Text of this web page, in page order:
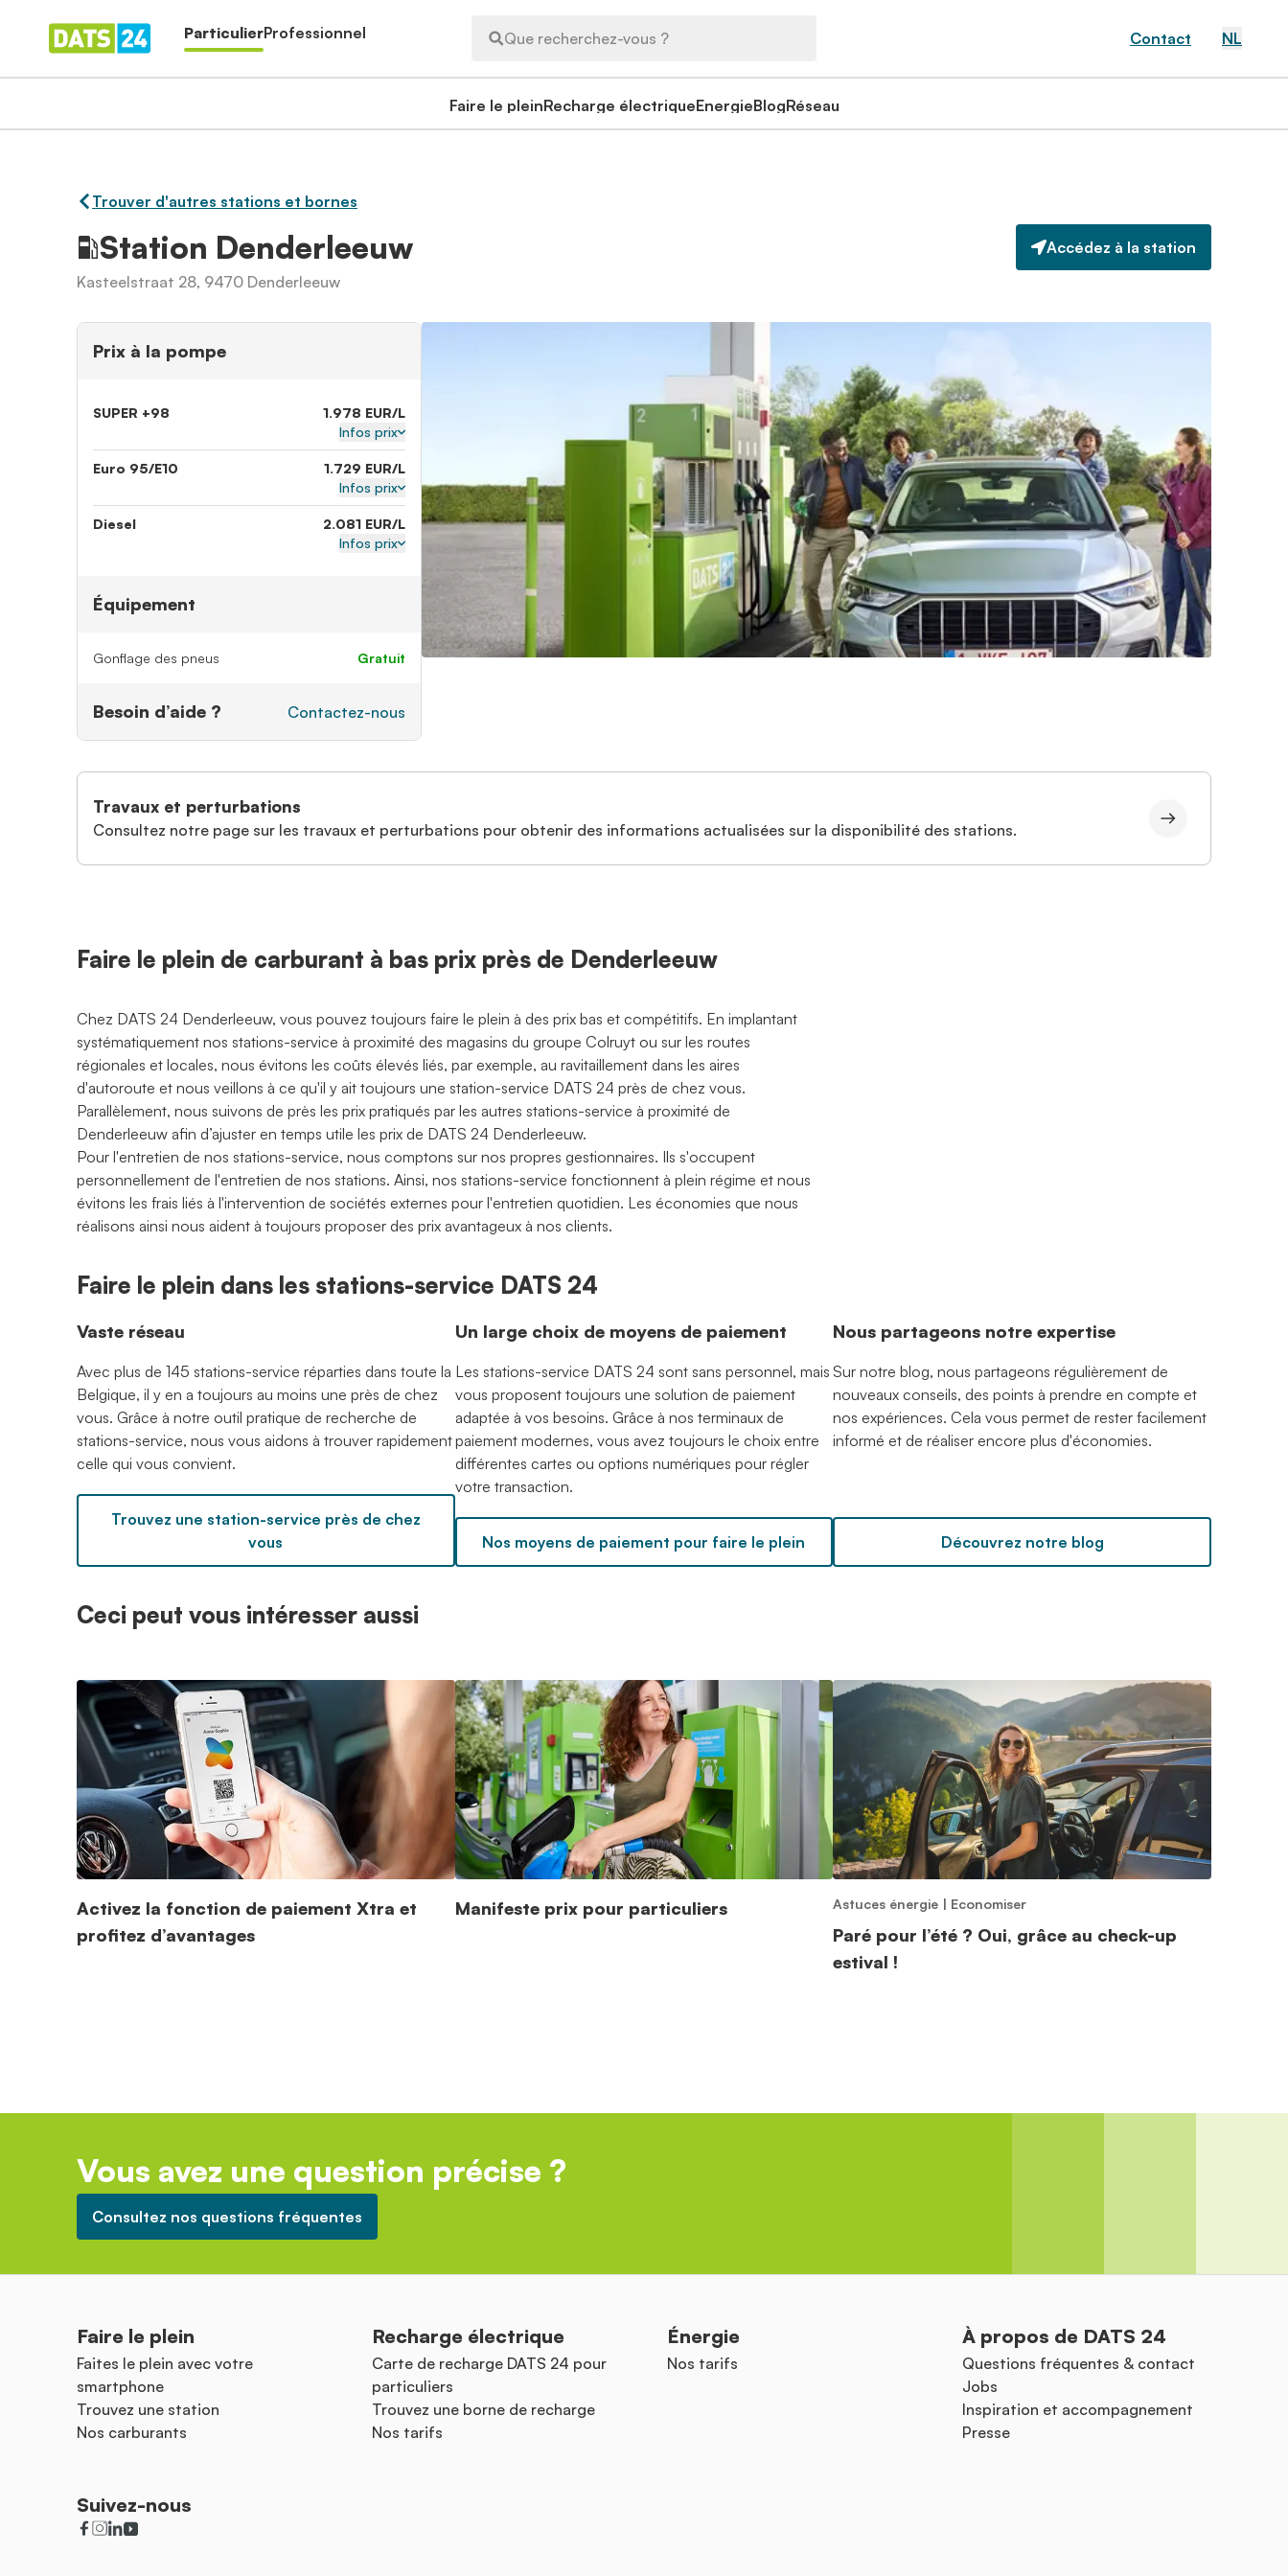
ParticulierProfessionnel Que recherchez-vous ? Contact NL
Faire le pleinRecharge électriqueEnergieBlogRéseau
Trouver d'autres stations et bornes
Station Denderleeuw
Accédez à la station
Kasteelstraat 28, 9470 Denderleeuw
Prix à la pompe
SUPER +98
1.978 EUR/L
Infos prix
Euro 95/E10
1.729 EUR/L
Infos prix
Diesel
2.081 EUR/L
Infos prix
Équipement
Gonflage des pneus gratuit
Besoin d’aide ? Contactez-nous
Travaux et perturbations
Consultez notre page sur les travaux et perturbations pour obtenir des informations actualisées sur la disponibilité des stations.
Faire le plein de carburant à bas prix près de Denderleeuw
Chez DATS 24 Denderleeuw, vous pouvez toujours faire le plein à des prix bas et compétitifs. En implantant
systématiquement nos stations-service à proximité des magasins du groupe Colruyt ou sur les routes
régionales et locales, nous évitons les coûts élevés liés, par exemple, au ravitaillement dans les aires
d'autoroute et nous veillons à ce qu'il y ait toujours une station-service DATS 24 près de chez vous.
Parallèlement, nous suivons de près les prix pratiqués par les autres stations-service à proximité de
Denderleeuw afin d’ajuster en temps utile les prix de DATS 24 Denderleeuw.
Pour l'entretien de nos stations-service, nous comptons sur nos propres gestionnaires. Ils s'occupent
personnellement de l'entretien de nos stations. Ainsi, nos stations-service fonctionnent à plein régime et nous
évitons les frais liés à l'intervention de sociétés externes pour l'entretien quotidien. Les économies que nous
réalisons ainsi nous aident à toujours proposer des prix avantageux à nos clients.
Faire le plein dans les stations-service DATS 24
Vaste réseau
Avec plus de 145 stations-service réparties dans toute la
Belgique, il y en a toujours au moins une près de chez
vous. Grâce à notre outil pratique de recherche de
stations-service, nous vous aidons à trouver rapidement
celle qui vous convient.
Trouvez une station-service près de chez
vous
Un large choix de moyens de paiement
Les stations-service DATS 24 sont sans personnel, mais
vous proposent toujours une solution de paiement
adaptée à vos besoins. Grâce à nos terminaux de
paiement modernes, vous avez toujours le choix entre
différentes cartes ou options numériques pour régler
votre transaction.
Nos moyens de paiement pour faire le plein
Nous partageons notre expertise
Sur notre blog, nous partageons régulièrement de
nouveaux conseils, des points à prendre en compte et
nos expériences. Cela vous permet de rester facilement
informé et de réaliser encore plus d'économies.
Découvrez notre blog
Ceci peut vous intéresser aussi
Activez la fonction de paiement Xtra et
profitez d’avantages
Manifeste prix pour particuliers Astuces énergie | Economiser
Paré pour l’été ? Oui, grâce au check-up
estival !
Vous avez une question précise ?
Consultez nos questions fréquentes
Faire le plein
Faites le plein avec votre
smartphone
Trouvez une station
Nos carburants
Recharge électrique
Carte de recharge DATS 24 pour
particuliers
Trouvez une borne de recharge
Nos tarifs
Énergie
Nos tarifs
À propos de DATS 24
Questions fréquentes & contact
Jobs
Inspiration et accompagnement
Presse
Suivez-nous